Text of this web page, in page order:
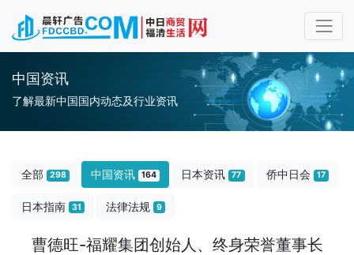
中国资讯
了解最新中国国内动态及行业资讯
全部 298 中国资讯 164 日本资讯 77 侨中日会 17
日本指南 31 法律法规 9
曹德旺-福耀集团创始人、终身荣誉董事长